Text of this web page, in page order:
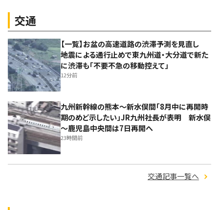
交通
【一覧】お盆の高速道路の渋滞予測を見直し
地震による通行止めで東九州道・大分道で新た
に渋滞も「不要不急の移動控えて」
12分前
九州新幹線の熊本～新水俣間「8月中に再開時
期のめど示したい」JR九州社長が表明 新水俣
～鹿児島中央間は7日再開へ
23時間前
交通記事一覧へ